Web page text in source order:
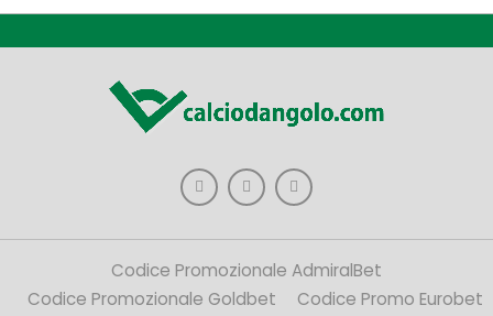
Codice Promozionale AdmiralBet
Codice Promozionale Goldbet
Codice Promo Eurobet